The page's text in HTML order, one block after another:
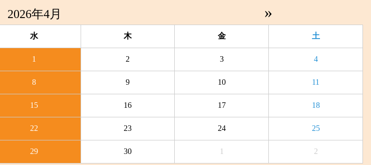
2026年4月 »
水 木 金 土
1 2 3 4
8 9 10 11
15 16 17 18
22 23 24 25
29 30 1 2